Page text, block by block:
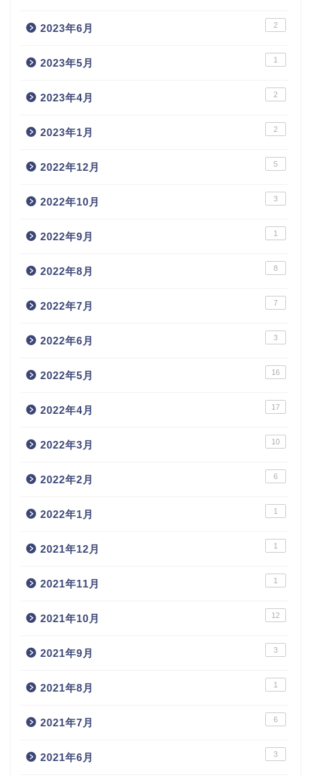
2023年6月 2
2023年5月 1
2023年4月 2
2023年1月 2
2022年12月 5
2022年10月 3
2022年9月 1
2022年8月 8
2022年7月 7
2022年6月 3
2022年5月 16
2022年4月 17
2022年3月 10
2022年2月 6
2022年1月 1
2021年12月 1
2021年11月 1
2021年10月 12
2021年9月 3
2021年8月 1
2021年7月 6
2021年6月 3